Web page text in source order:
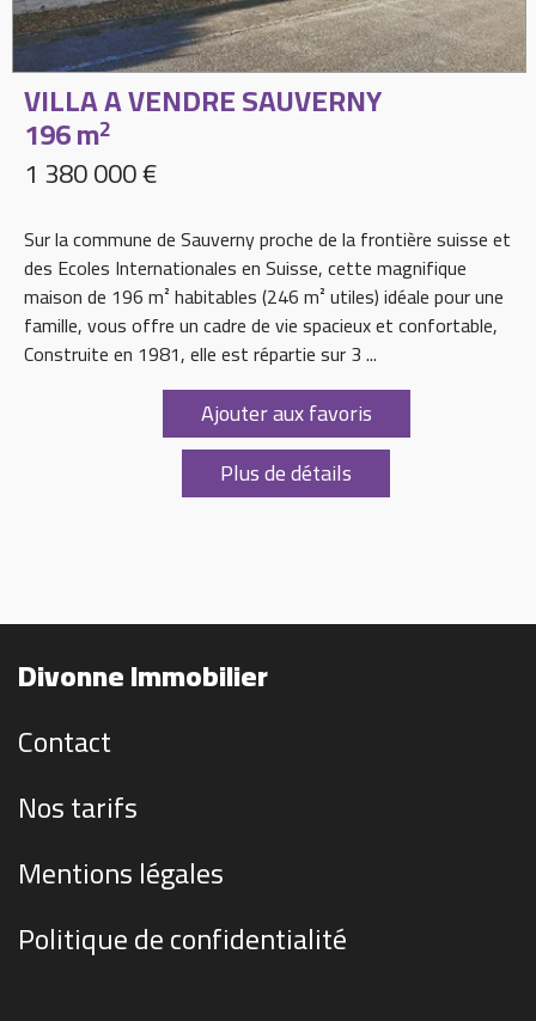
VILLA A VENDRESAUVERNY
196 m2
1 380 000 €
Sur la commune de Sauverny proche de la frontière suisse et
des Ecoles Internationales en Suisse, cette magnifique
maison de 196 m² habitables (246 m² utiles) idéale pour une
famille, vous offre un cadre de vie spacieux et confortable,
Construite en 1981, elle est répartie sur 3 ...
Ajouter aux favoris
Plus de détails
Divonne Immobilier
Contact
Nos tarifs
Mentions légales
Politique de confidentialité